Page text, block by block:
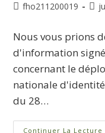
fho211200019
Nous vous prions
d'information
concernant le
nationale
du 28…
Continuer La Lecture